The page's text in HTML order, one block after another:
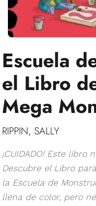
Escuela
el Libro
Mega
RIPPIN, SALLY
¡CUIDADO! Este libro
Descubre el Libro
la Escuela de
llena de color, pero